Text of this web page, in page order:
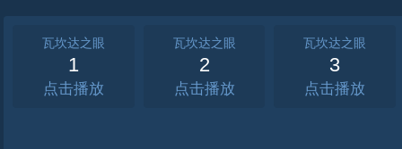
瓦坎达之眼
1
点击
瓦坎达之眼
2
点击
瓦坎达之眼
3
点击